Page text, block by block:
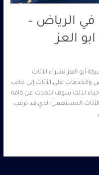
الرياض –
العز لشراء الأثاث
والخدمات على الأثاث إلى جانب
لذلك سوف نتحدث عن كافة
الأثاث المستعمل الذي قد ترغب